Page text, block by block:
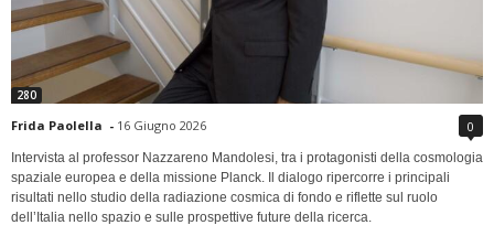
280
Frida Paolella - 16 Giugno 2026 0
Intervista al professor Nazzareno Mandolesi, tra i protagonisti della cosmologia
spaziale europea e della missione Planck. Il dialogo ripercorre i principali
risultati nello studio della radiazione cosmica di fondo e riflette sul ruolo
dell’Italia nello spazio e sulle prospettive future della ricerca.